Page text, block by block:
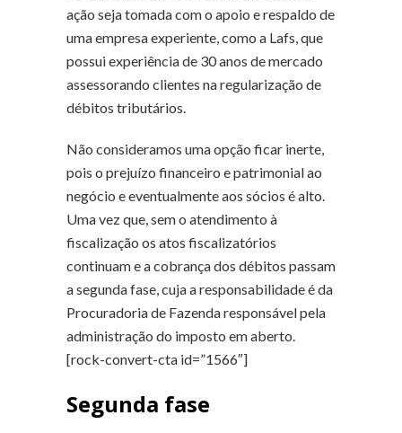
ação seja tomada com o apoio e respaldo de
uma empresa experiente, como a Lafs, que
possui experiência de 30 anos de mercado
assessorando clientes na regularização de
débitos tributários.
Não consideramos uma opção ficar inerte,
pois o prejuízo financeiro e patrimonial ao
negócio e eventualmente aos sócios é alto.
Uma vez que, sem o atendimento à
fiscalização os atos fiscalizatórios
continuam e a cobrança dos débitos passam
a segunda fase, cuja a responsabilidade é da
Procuradoria de Fazenda responsável pela
administração do imposto em aberto.
[rock-convert-cta id=”1566″]
Segunda fase